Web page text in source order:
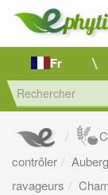
Fr
contrôler
ravageurs